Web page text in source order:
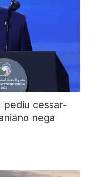
pediu cessar-
nega